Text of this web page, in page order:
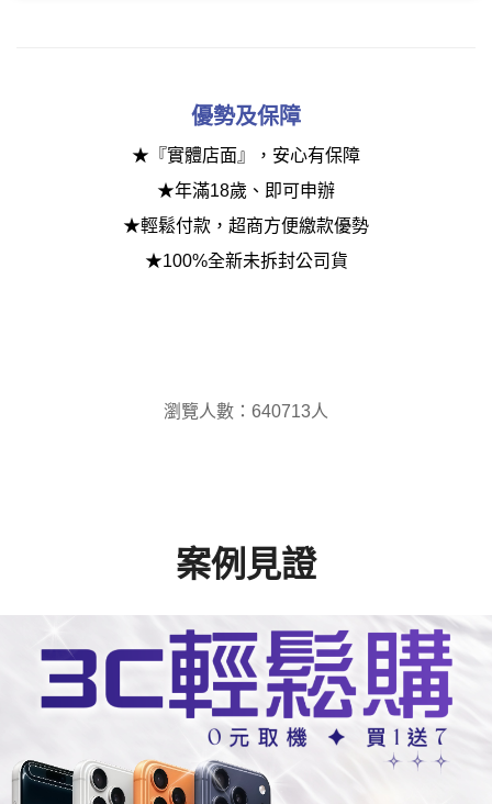
優勢及保障
★『實體店面』，安心有保障
★年滿18歲、即可申辦
★輕鬆付款，超商方便繳款優勢
★100%全新未拆封公司貨
瀏覽人數：640713人
案例見證